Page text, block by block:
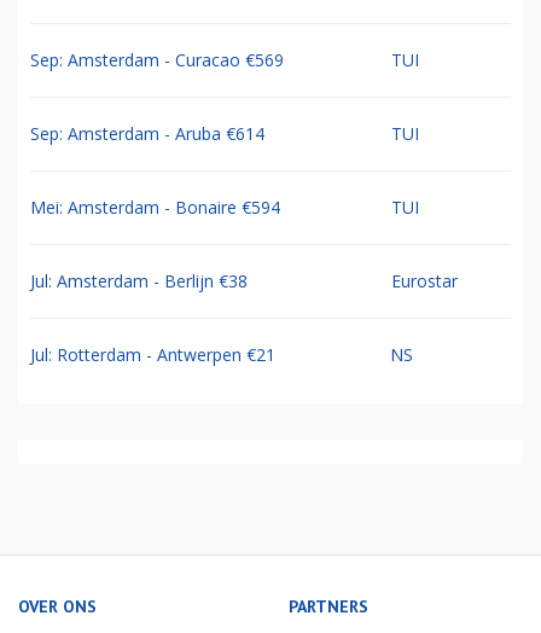
Sep: Amsterdam - Curacao €569 TUI
Sep: Amsterdam - Aruba €614 TUI
Mei: Amsterdam - Bonaire €594 TUI
Jul: Amsterdam - Berlijn €38 Eurostar
Jul: Rotterdam - Antwerpen €21 NS
OVER ONS PARTNERS